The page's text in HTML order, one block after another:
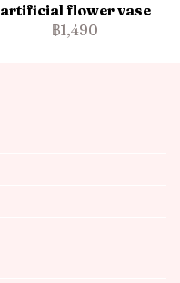
artificial flower vase
฿1,490